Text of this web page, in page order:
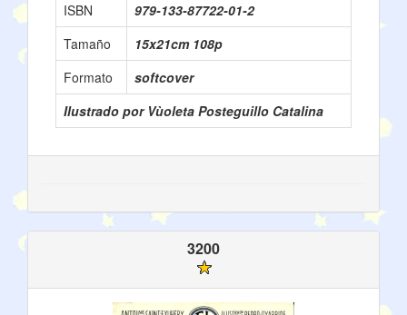
ISBN
979-133-87722-01-2
Tamaño
15x21cm 108p
Formato
softcover
Ilustrado por Vùoleta Posteguillo Catalina
3200